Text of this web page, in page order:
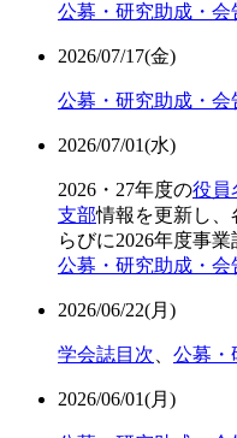
公募・研究助成・会
2026/07/17(金)
公募・研究助成・会
2026/07/01(水)
2026・27年度の役員
支部情報を更新し、
らびに2026年度事業
公募・研究助成・会
2026/06/22(月)
学会誌目次 公募・
2026/06/01(月)